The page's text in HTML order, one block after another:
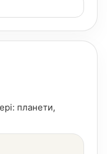
планети,